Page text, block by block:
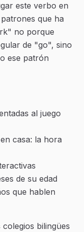
este verbo en
que ha
no porque
de "go", sino
ese patrón
al juego
casa: la hora
de su edad
que hablen
bilingües